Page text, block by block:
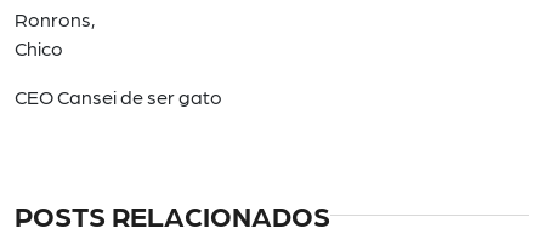
Ronrons,
Chico
CEO Cansei de ser gato
POSTS RELACIONADOS